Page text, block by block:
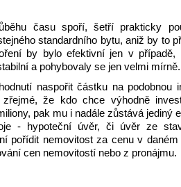
času spoří, šetří prakticky
standardního bytu, aniž by to
by bylo efektivní jen v případě,
a pohybovaly se jen velmi mírně.
naspořit částku na podobnou
zřejmé, že kdo chce výhodně
pak mu i nadále zůstává jediný
- hypoteční úvěr, či úvěr ze
pořídit nemovitost za cenu v
cen nemovitostí nebo z pronájmu.